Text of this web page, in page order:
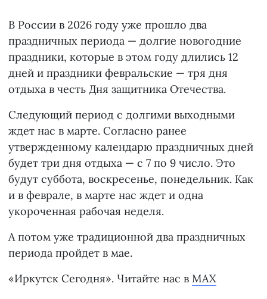
В России в 2026 году уже прошло два
праздничных периода — долгие новогодние
праздники, которые в этом году длились 12
дней и праздники февральские — тря дня
отдыха в честь Дня защитника Отечества.
Следующий период с долгими выходными
ждет нас в марте. Согласно ранее
утвержденному календарю праздничных дней
будет три дня отдыха — с 7 по 9 число. Это
будут суббота, воскресенье, понедельник. Как
и в феврале, в марте нас ждет и одна
укороченная рабочая неделя.
А потом уже традиционной два праздничных
периода пройдет в мае.
«Иркутск Сегодня». Читайте нас в MAX